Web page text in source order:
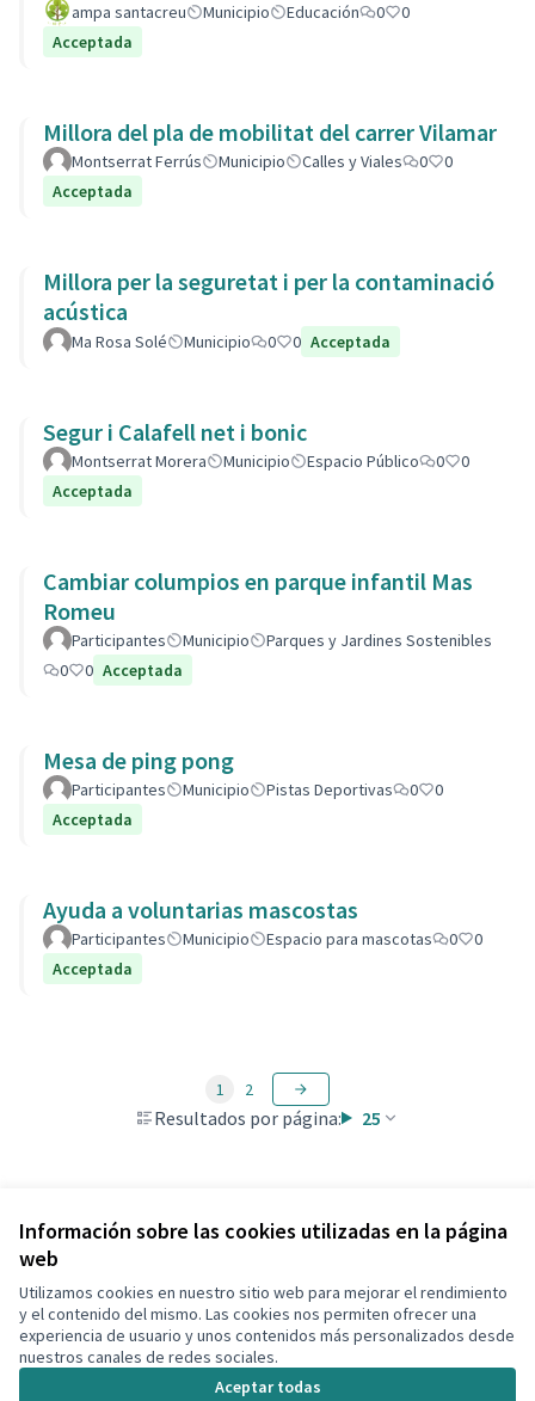
Información sobre las cookies utilizadas en la página
web
Utilizamos cookies en nuestro sitio web para mejorar el rendimiento
y el contenido del mismo. Las cookies nos permiten ofrecer una
experiencia de usuario y unos contenidos más personalizados desde
nuestros canales de redes sociales.
Aceptar todas
ampa santacreu Municipio Educación 0
0
Acceptada
Millora del pla de mobilitat del carrer Vilamar
Montserrat Ferrús Municipio Calles y Viales 0
0
Acceptada
Millora per la seguretat i per la contaminació
acústica
Ma Rosa Solé Municipio 0 0 Acceptada
Segur i Calafell net i bonic
Montserrat Morera Municipio Espacio Público 0
0
Acceptada
Cambiar columpios en parque infantil Mas
Romeu
Participantes Municipio
Parques y Jardines Sostenibles
0
0 Acceptada
Mesa de ping pong
Participantes Municipio Pistas Deportivas 0
0
Acceptada
Ayuda a voluntarias mascostas
Participantes Municipio Espacio para mascotas 0
0
Acceptada
Resultados por página: 25
1 2
Ver todas las propuestas retiradas
Términos y condiciones de uso
Configuración de cookies
Decidim Calafell en X
(Enlace externo)
Decidim Calafell en Facebook
Decidim Calafell en YouTube
Decidim Calafell en GitHub
(Enlace externo)